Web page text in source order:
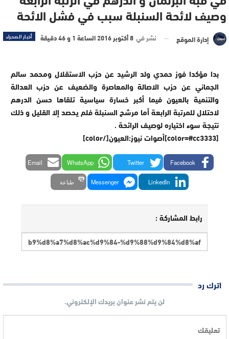
وصيف لائحة السنبلة سبب في فشل الائحة
أخبار الصحراء إدارة الموقع نشر في 8 أكتوبر 2016 الساعة 1 و 46 دقيقة
بدا مؤكدا فوز حمدي ولد الرشيد عن حزب الاستقلال ومحمد سالم
الجماني عن حزب الاصالة والمعاصرة والضعيف عن حزب العدالة
والتنمية بالعيون فيما أكبر خسارة سياسية تلقاها حسن الدرهم
لاحتلال للمرتبة الرابعة أما مرشح السنبلة فلم يحصد إلا القليل و ذلك
نتيجة سوء اختياره لوصيف الرائحة .
[color=#cc3333]أصوات نيوز:العيون[/color]
Facebook
Twitter
WhatsApp
Email
LinkedIn
Messenger طباعة
رابط المشاركة :
اترك رد
لن يتم نشر عنوان بريدك الإلكتروني.